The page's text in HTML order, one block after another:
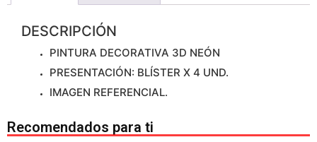
DESCRIPCIÓN
PINTURA DECORATIVA 3D NEÓN
PRESENTACIÓN: BLÍSTER X 4 UND.
IMAGEN REFERENCIAL.
Recomendados para ti